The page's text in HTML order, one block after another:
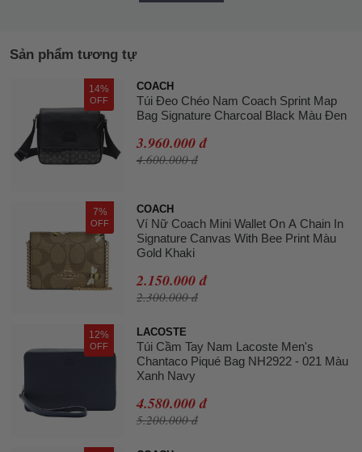
Sản phẩm tương tự
14%
OFF
COACH
Túi Đeo Chéo Nam Coach Sprint Map
Bag Signature Charcoal Black Màu Đen
3.960.000 đ
4.600.000 đ
7%
OFF
COACH
Ví Nữ Coach Mini Wallet On A Chain In
Signature Canvas With Bee Print Màu
Gold Khaki
2.150.000 đ
2.300.000 đ
12%
OFF
LACOSTE
Túi Cầm Tay Nam Lacoste Men's
Chantaco Piqué Bag NH2922 - 021 Màu
Xanh Navy
4.580.000 đ
5.200.000 đ